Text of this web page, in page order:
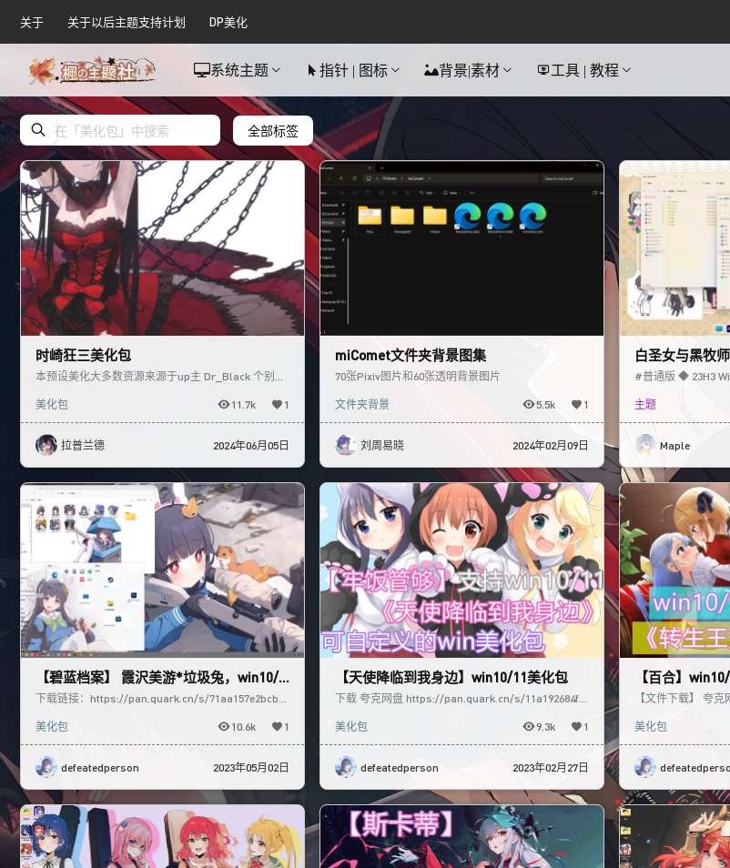
关于 关于以后主题支持计划 DP美化
系统主题 指针 | 图标 背景|素材 工具 | 教程
全部标签
时崎狂三美化包
本预设美化大多数资源来源于up主 Dr_Black 个别资
做了
美化包 11.7k 1
拉普兰德 2024年06月05日
miComet文件夹背景图集
70张Pixiv图片和60张透明背景图片
文件夹背景 5.5k 1
刘周易晓 2024年02月09日
白圣女与黑牧
#普通版 ◆ 23H3
主题
Maple
【碧蓝档案】 霞沢美游*垃圾兔，win10/1
1美化包
下载链接：https://pan.quark.cn/s/71aa157e2bcb
美化包
10.6k 1
defeatedperson 2023年05月02日
【天使降临到我身边】win10/11美化包
下载 夸克网盘 https://pan.quark.cn/s/11a192684fb
美化包
9.3k 1
defeatedperson 2023年02月27日
【百合】
才千金的魔法
【文件下载】 夸
美化包